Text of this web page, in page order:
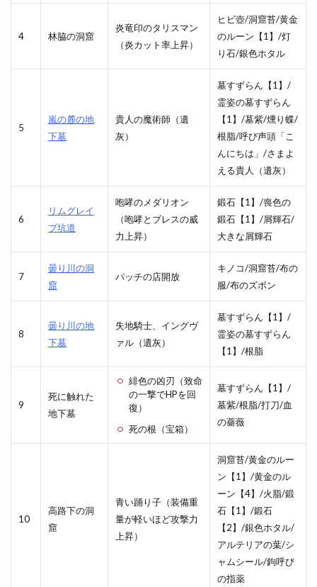
4 林脇の洞窟
炎竜印のタリスマン
（炎カット率上昇）
ヒビ壺/洞窟苔/黄金
のルーン【1】/灯
り石/銀色ホタル
5
嵐の麓の地
下墓
貴人の魔術師（遺
灰）
墓すずらん【1】/
霊姿の墓すずらん
【1】/墓紫/燻り蝶/
根脂/呼び声頭「こ
んにちは」/さまよ
える貴人（遺灰）
6
リムグレイ
ブ坑道
咆哮のメダリオン
（咆哮とブレスの威
力上昇）
鍛石【1】/喪色の
鍛石【1】/屑輝石/
大きな屑輝石
7
曇り川の洞
窟
パッチの店開放
キノコ/洞窟苔/布の
服/布のズボン
8
曇り川の地
下墓
失地騎士、イングヴ
ァル（遺灰）
墓すずらん【1】/
霊姿の墓すずらん
【1】/根脂
9
死に触れた
地下墓
緋色の凶刃（致命
の一撃でHPを回
復）
死の根（宝箱）
墓すずらん【1】/
墓紫/根脂/打刀/血
の薔薇
10
高路下の洞
窟
青い踊り子（装備重
量が軽いほど攻撃力
上昇）
洞窟苔/黄金のルー
ン【1】/黄金のル
ーン【4】/火脂/鍛
石【1】/鍛石
【2】/銀色ホタル/
アルテリアの葉/シ
ャムシール/鉤呼び
の指薬